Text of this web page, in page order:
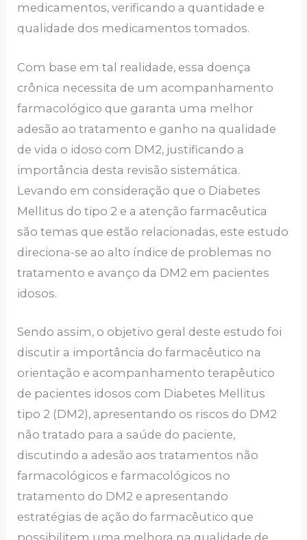
medicamentos, verificando a quantidade e
qualidade dos medicamentos tomados.
Com base em tal realidade, essa doença
crônica necessita de um acompanhamento
farmacológico que garanta uma melhor
adesão ao tratamento e ganho na qualidade
de vida o idoso com DM2, justificando a
importância desta revisão sistemática.
Levando em consideração que o Diabetes
Mellitus do tipo 2 e a atenção farmacêutica
são temas que estão relacionadas, este estudo
direciona-se ao alto índice de problemas no
tratamento e avanço da DM2 em pacientes
idosos.
Sendo assim, o objetivo geral deste estudo foi
discutir a importância do farmacêutico na
orientação e acompanhamento terapêutico
de pacientes idosos com Diabetes Mellitus
tipo 2 (DM2), apresentando os riscos do DM2
não tratado para a saúde do paciente,
discutindo a adesão aos tratamentos não
farmacológicos e farmacológicos no
tratamento do DM2 e apresentando
estratégias de ação do farmacêutico que
possibilitem uma melhora na qualidade de